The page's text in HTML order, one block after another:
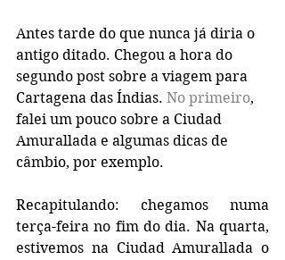
Antes tarde do que nunca já diria o
antigo ditado. Chegou a hora do
segundo post sobre a viagem para
Cartagena das Índias. No primeiro,
falei um pouco sobre a Ciudad
Amurallada e algumas dicas de
câmbio, por exemplo.
Recapitulando: chegamos numa
terça-feira no fim do dia. Na quarta,
estivemos na Ciudad Amurallada o